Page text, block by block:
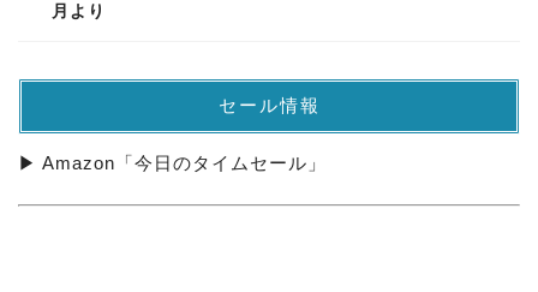
月より
セール情報
▶ Amazon「今日のタイムセール」